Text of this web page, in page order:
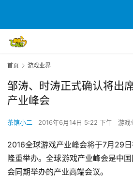
首页 游戏业界
邹涛、时涛正式确认将出
产业峰会
茶馆小二 2016年6月14日 5:22 下午 游戏
2016全球游戏产业峰会将于7月29
隆重举办。全球游戏产业峰会是中
会同期举办的产业高端会议。